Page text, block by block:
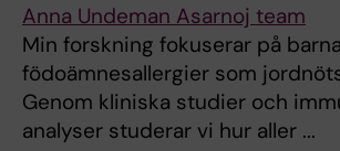
Anna Undeman Asarnoj team
Min forskning fokuserar på
födoämnesallergier som
Genom kliniska studier och
analyser studerar vi hur aller ...